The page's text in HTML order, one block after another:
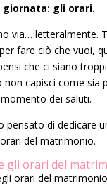
gli orari.
via… letteralmente.
fare ciò che vuoi,
che ci siano
non capisci come sia
dei saluti.
pensato di dedicare
del matrimonio.
gli orari del
orari del